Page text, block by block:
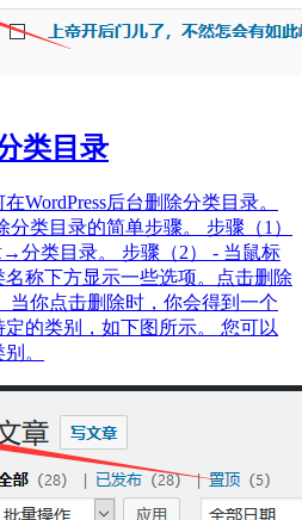
类目录
WordPress后台删除分类目录。
分类目录的简单步骤。 步骤（1）
→分类目录。 步骤（2） - 当鼠标
称下方显示一些选项。点击删除
当你点击删除时，你会得到一个
的类别，如下图所示。 您可以
。